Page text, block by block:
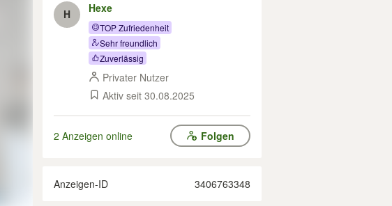
H Hexe
TOP Zufriedenheit
Sehr freundlich
Zuverlässig
Privater Nutzer
Aktiv seit 30.08.2025
2 Anzeigen online Folgen
Anzeigen-ID 3406763348